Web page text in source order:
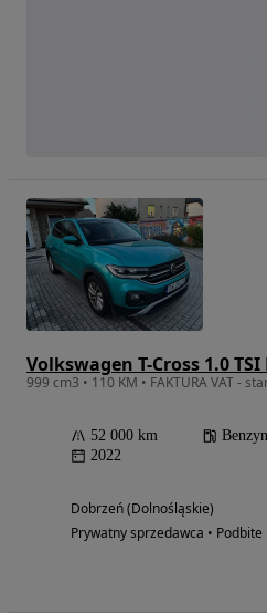
Volkswagen T-Cross 1.0 TSI
52 000 km
2022
Dobrzeń (Dolnośląskie)
Prywatny sprzedawca • Podbite